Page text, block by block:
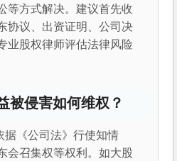
等方式解决。建议首先收
协议、出资证明、公司决
业股权律师评估法律风险
被侵害如何维权？
据《公司法》行使知情
会召集权等权利。如大股